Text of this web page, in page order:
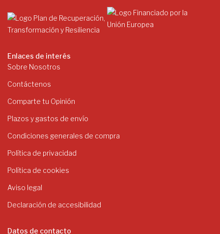
Enlaces de interés
Sobre Nosotros
Contáctenos
Comparte tu Opinión
Plazos y gastos de envío
Condiciones generales de compra
Política de privacidad
Política de cookies
Aviso legal
Declaración de accesibilidad
Datos de contacto